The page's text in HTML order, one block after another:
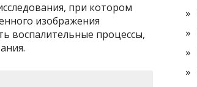
при котором
изображения
воспалительные процессы,